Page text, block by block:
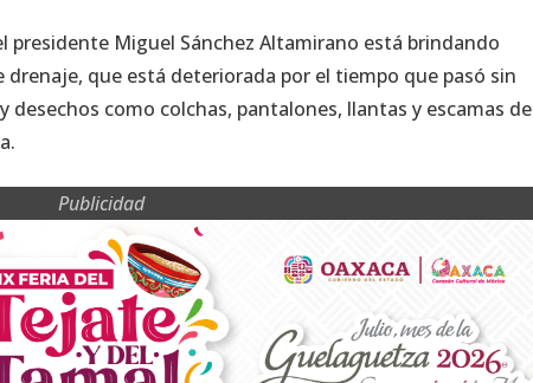
presidente Miguel Sánchez Altamirano está brindando
que está deteriorada por el tiempo que pasó sin
como colchas, pantalones, llantas y escamas de
Publicidad